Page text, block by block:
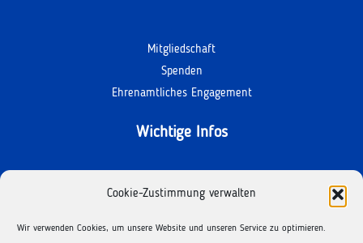
Cookie-Zustimmung verwalten
Wir verwenden Cookies, um unsere Website und unseren Service zu optimieren.
Mitgliedschaft
Spenden
Ehrenamtliches Engagement
Wichtige Infos
Kontakt